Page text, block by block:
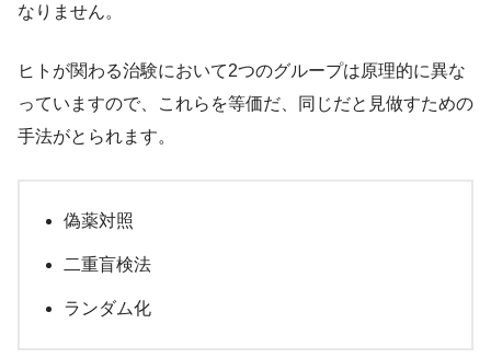
なりません。
ヒトが関わる治験において2つのグループは原理的に異な
っていますので、これらを等価だ、同じだと見做すための
手法がとられます。
偽薬対照
二重盲検法
ランダム化